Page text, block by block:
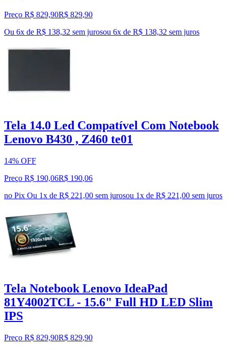
Preço R$ 829,90R$ 829,90
Ou 6x de R$ 138,32 sem jurosou 6x de R$ 138,32 sem juros
Tela 14.0 Led Compatível Com Notebook
Lenovo B430 , Z460 te01
14% OFF
Preço R$ 190,06R$ 190,06
no Pix Ou 1x de R$ 221,00 sem jurosou 1x de R$ 221,00 sem juros
Tela Notebook Lenovo IdeaPad
81Y4002TCL - 15.6" Full HD LED Slim
IPS
Preço R$ 829,90R$ 829,90